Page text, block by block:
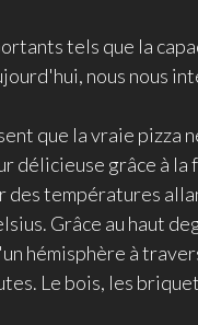
tels que la
nous nous
que la vraie pizza
délicieuse grâce à la
températures
Grâce au haut
hémisphère à
Le bois, les